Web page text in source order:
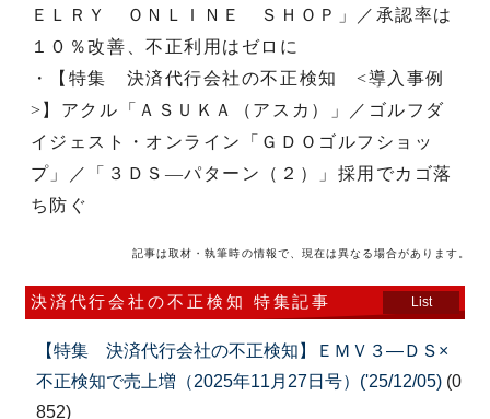
ＥＬＲＹ ＯＮＬＩＮＥ ＳＨＯＰ」／承認率は
１０％改善、不正利用はゼロに
・【特集 決済代行会社の不正検知 <導入事例
>】アクル「ＡＳＵＫＡ（アスカ）」／ゴルフダ
イジェスト・オンライン「ＧＤＯゴルフショッ
プ」／「３ＤＳ―パターン（２）」採用でカゴ落
ち防ぐ
記事は取材・執筆時の情報で、現在は異なる場合があります。
決済代行会社の不正検知 特集記事 List
【特集 決済代行会社の不正検知】ＥＭＶ３―ＤＳ×
不正検知で売上増（2025年11月27日号）('25/12/05) (0
852)